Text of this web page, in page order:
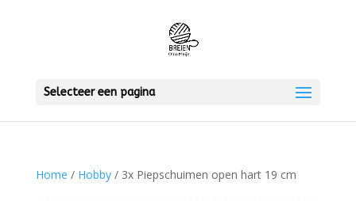
Selecteer een pagina
Home / Hobby/ 3x Piepschuimen open hart 19 cm